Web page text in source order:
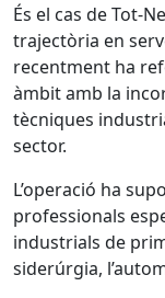
És el cas de Tot-
trajectòria en
recentment ha
àmbit amb la
tècniques
sector.
L’operació ha
professionals
industrials de
siderúrgia,